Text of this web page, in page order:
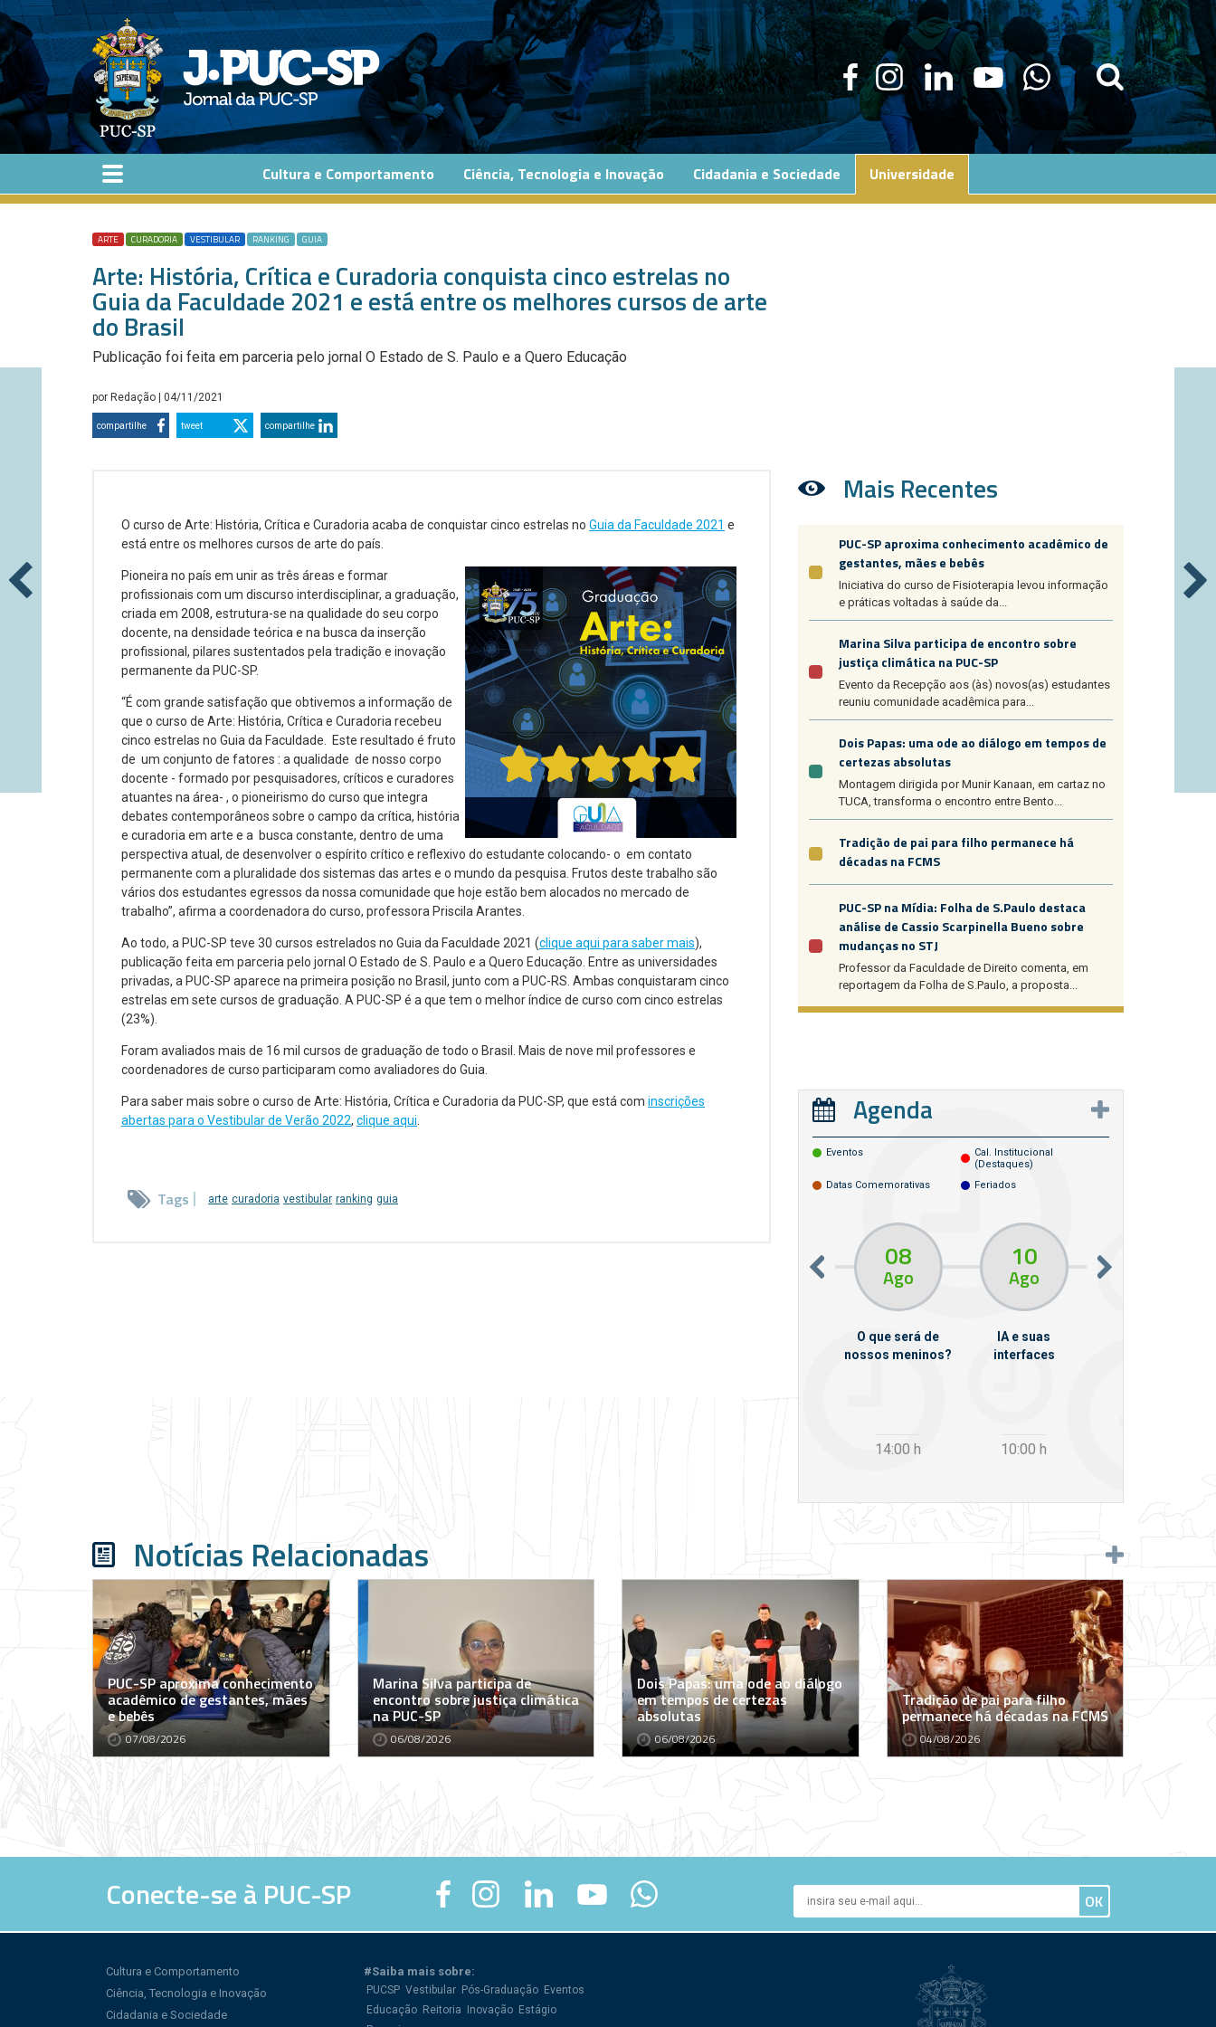
Pular para o conteúdo principal
Cultura e Comportamento Ciência, Tecnologia e Inovação Cidadania e Sociedade Universidade
ARTE CURADORIA VESTIBULAR RANKING GUIA
Arte: História, Crítica e Curadoria conquista cinco estrelas no
Guia da Faculdade 2021 e está entre os melhores cursos de arte
do Brasil
Publicação foi feita em parceria pelo jornal O Estado de S. Paulo e a Quero Educação
por Redação | 04/11/2021
compartilhe tweet compartilhe
O curso de Arte: História, Crítica e Curadoria acaba de conquistar cinco estrelas no Guia da Faculdade 2021 e
está entre os melhores cursos de arte do país.
Pioneira no país em unir as três áreas e formar
profissionais com um discurso interdisciplinar, a graduação,
criada em 2008, estrutura-se na qualidade do seu corpo
docente, na densidade teórica e na busca da inserção
profissional, pilares sustentados pela tradição e inovação
permanente da PUC-SP.
“É com grande satisfação que obtivemos a informação de
que o curso de Arte: História, Crítica e Curadoria recebeu
cinco estrelas no Guia da Faculdade. Este resultado é fruto
de um conjunto de fatores : a qualidade de nosso corpo
docente - formado por pesquisadores, críticos e curadores
atuantes na área- , o pioneirismo do curso que integra
debates contemporâneos sobre o campo da crítica, história
e curadoria em arte e a busca constante, dentro de uma
perspectiva atual, de desenvolver o espírito crítico e reflexivo do estudante colocando- o em contato
permanente com a pluralidade dos sistemas das artes e o mundo da pesquisa. Frutos deste trabalho são
vários dos estudantes egressos da nossa comunidade que hoje estão bem alocados no mercado de
trabalho”, afirma a coordenadora do curso, professora Priscila Arantes.
Ao todo, a PUC-SP teve 30 cursos estrelados no Guia da Faculdade 2021 (clique aqui para saber mais),
publicação feita em parceria pelo jornal O Estado de S. Paulo e a Quero Educação. Entre as universidades
privadas, a PUC-SP aparece na primeira posição no Brasil, junto com a PUC-RS. Ambas conquistaram cinco
estrelas em sete cursos de graduação. A PUC-SP é a que tem o melhor índice de curso com cinco estrelas
(23%).
Foram avaliados mais de 16 mil cursos de graduação de todo o Brasil. Mais de nove mil professores e
coordenadores de curso participaram como avaliadores do Guia.
Para saber mais sobre o curso de Arte: História, Crítica e Curadoria da PUC-SP, que está com inscrições
abertas para o Vestibular de Verão 2022, clique aqui
Tags arte curadoria vestibular ranking guia
Mais Recentes
PUC-SP aproxima conhecimento acadêmico de
gestantes, mães e bebês
Iniciativa do curso de Fisioterapia levou informação
e práticas voltadas à saúde da...
Marina Silva participa de encontro sobre
justiça climática na PUC-SP
Evento da Recepção aos (às) novos(as) estudantes
reuniu comunidade acadêmica para...
Dois Papas: uma ode ao diálogo em tempos de
certezas absolutas
Montagem dirigida por Munir Kanaan, em cartaz no
TUCA, transforma o encontro entre Bento...
Tradição de pai para filho permanece há
décadas na FCMS
PUC-SP na Mídia: Folha de S.Paulo destaca
análise de Cassio Scarpinella Bueno sobre
mudanças no STJ
Professor da Faculdade de Direito comenta, em
reportagem da Folha de S.Paulo, a proposta...
Agenda
Eventos
Cal. Institucional
(destaques)
Datas Comemorativas
Feriados
08
Ago
O que será de
nossos meninos?
14:00 h
10
Ago
IA e suas
interfaces
10:00 h
Notícias Relacionadas
PUC-SP aproxima conhecimento
acadêmico de gestantes, mães
e bebês
07/08/2026
Marina Silva participa de
encontro sobre justiça climática
na PUC-SP
06/08/2026
Dois Papas: uma ode ao diálogo
em tempos de certezas
absolutas
06/08/2026
Tradição de pai para filho
permanece há décadas na FCMS
04/08/2026
Conecte-se à PUC-SP
Cultura e Comportamento
Ciência, Tecnologia e Inovação
Cidadania e Sociedade
#Saiba mais sobre:
PUCSP Vestibular Pós-Graduação Eventos
Educação Reitoria Inovação Estágio